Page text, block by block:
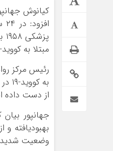
*فرهنگی
کیانوش
مبتلا به کووید- ۱۹ در کشور به ۱۱۲ هزار و ۷۲۵ نفر رسید.
از دست داده
وضعیت شدید